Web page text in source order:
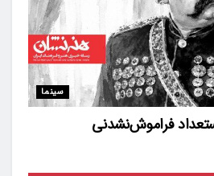
سینما
فراموش‌نشدنی